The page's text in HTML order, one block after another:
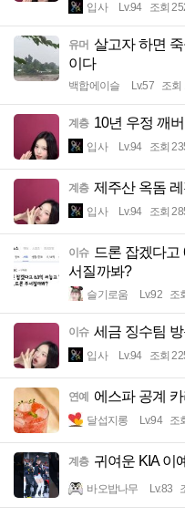
입사 Lv.94 조회
유머 살고자 하면
이다
백합에이슬 Lv.57 조회
계층 10년 우정 깨
입사 Lv.94 조회
계층 제주산 옥돔
입사 Lv.94 조회
이슈 드론 잡겠다
서질까봐?
슬기로움 Lv.92 조
이슈 세금 징수팀
입사 Lv.94 조회
연예 에스파 공계
달섭지롱 Lv.94 조
계층 귀여운 KIA 이
바오밥나무 Lv.83